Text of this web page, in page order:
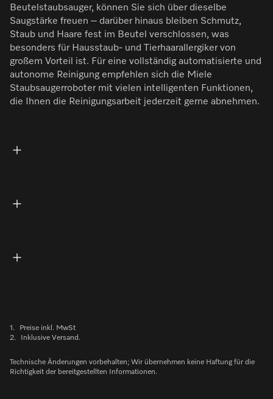
Beutelstaubsauger, können Sie sich über dieselbe
Saugstärke freuen – darüber hinaus bleiben Schmutz,
Staub und Haare fest im Beutel verschlossen, was
besonders für Hausstaub- und Tierhaarallergiker von
großem Vorteil ist. Für eine vollständig automatisierte und
autonome Reinigung empfehlen sich die Miele
Staubsaugerroboter mit vielen intelligenten Funktionen,
die Ihnen die Reinigungsarbeit jederzeit gerne abnehmen.
1.
Preise inkl. MwSt
2.
Inklusive Versand.
Technische Änderungen vorbehalten; Wir übernehmen keine Haftung für die
Richtigkeit der bereitgestellten Informationen.